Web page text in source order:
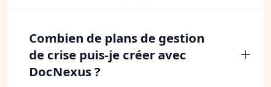
Combien de plans de gestion
de crise puis-je créer avec
DocNexus ?